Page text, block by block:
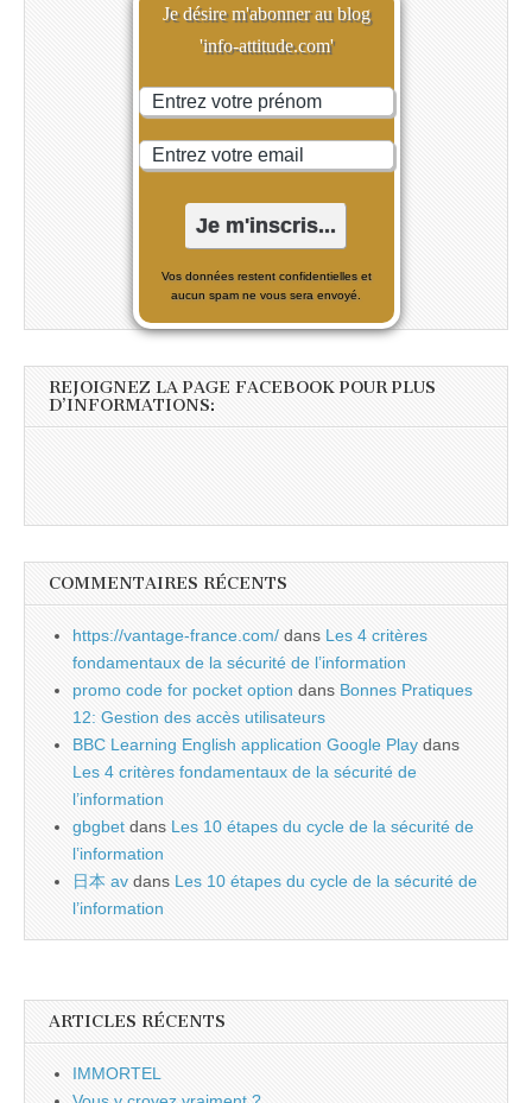
Je désire m'abonner au blog
'info-attitude.com'
Vos données restent confidentielles et
aucun spam ne vous sera envoyé.
REJOIGNEZ LA PAGE FACEBOOK POUR PLUS
D’INFORMATIONS:
COMMENTAIRES RÉCENTS
https://vantage-france.com/ dans Les 4 critères
fondamentaux de la sécurité de l’information
promo code for pocket option dans Bonnes Pratiques
12: Gestion des accès utilisateurs
BBC Learning English application Google Play dans
Les 4 critères fondamentaux de la sécurité de
l’information
gbgbet dans Les 10 étapes du cycle de la sécurité de
l’information
日本 av dans Les 10 étapes du cycle de la sécurité de
l’information
ARTICLES RÉCENTS
IMMORTEL